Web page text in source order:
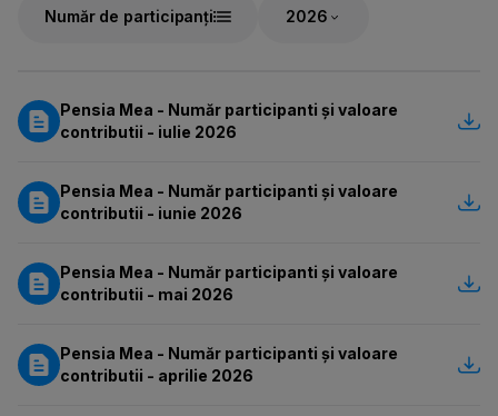
Număr de participanți
Pensia Mea - Număr participanti și valoare
contributii - iulie 2026
Pensia Mea - Număr participanti și valoare
contributii - iunie 2026
Pensia Mea - Număr participanti și valoare
contributii - mai 2026
Pensia Mea - Număr participanti și valoare
contributii - aprilie 2026